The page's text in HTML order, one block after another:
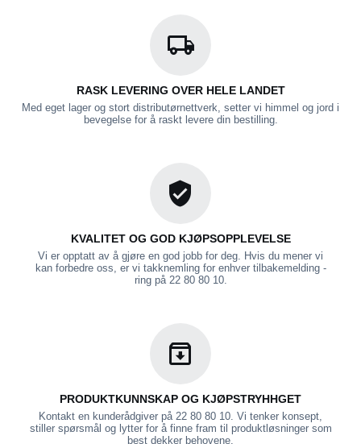
RASK LEVERING OVER HELE LANDET
Med eget lager og stort distributørnettverk, setter vi himmel og jord i
bevegelse for å raskt levere din bestilling.
KVALITET OG GOD KJØPSOPPLEVELSE
Vi er opptatt av å gjøre en god jobb for deg. Hvis du mener vi
kan forbedre oss, er vi takknemling for enhver tilbakemelding -
ring på 22 80 80 10.
PRODUKTKUNNSKAP OG KJØPSTRYHHGET
Kontakt en kunderådgiver på 22 80 80 10. Vi tenker konsept,
stiller spørsmål og lytter for å finne fram til produktløsninger som
best dekker behovene.